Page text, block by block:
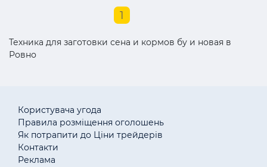
1
Техника для заготовки сена и кормов бу и новая в
Ровно
Користувача угода
Правила розміщення оголошень
Як потрапити до Ціни трейдерів
Контакти
Реклама